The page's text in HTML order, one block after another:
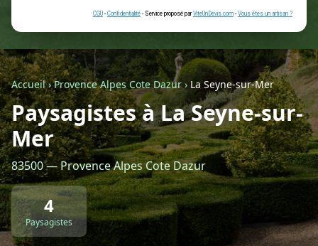
Retour à la liste des métiers
CGU-Confidentialité- Service proposé parViteUnDevis.com - Vous
Accueil›Provence Alpes Cote Dazur › La Seyne-sur-Mer
Paysagistes à La Seyne-sur-
Mer
83500 — Provence Alpes Cote Dazur
4
Paysagistes